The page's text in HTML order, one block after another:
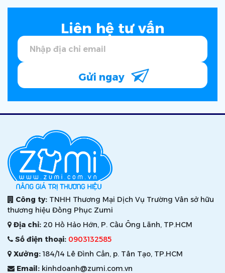
Liên hệ tư vấn
Gửi ngay
Công ty: TNHH Thương Mại Dịch Vụ Trường Vân sở hữu
thương hiệu Đồng Phục Zumi
Địa chỉ: 20 Hồ Hảo Hớn, P. Cầu Ông Lãnh, TP.HCM
Số điện thoại: 0903132585
Xưởng:184/14 Lê Đình Cẩn, p. Tân Tạo, TP.HCM
Email: kinhdoanh@zumi.com.vn